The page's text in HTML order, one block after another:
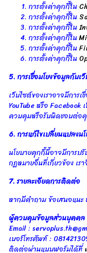
การตั้งค่าคุกกี้ใน
การตั้งค่าคุกกี้ใน
การตั้งค่าคุกกี้ใน
การตั้งค่าคุกกี้ใน
การตั้งค่าคุกกี้ใน
การตั้งค่าคุกกี้ใน
5. การเชื่อมโยงข้อมูลกับเ
เว็บไซต์ของเราอาจมีการ
YouTube หรือ
ควบคุมหรือรับผิดชอบต่อคุ
6. การแก้ไขเปลี่ยนแปลงน
นโยบายคุกกี้นี้อาจมีการป
กฎหมายอื่นที่เกี่ยวข้อง เร
7. รายละเอียดการติดต่อ
หากมีคำถาม ข้อเสนอแน
ผู้ควบคุมข้อมูลส่วนบุคคล
Email :
เบอร์โทรศัพท์ :
ติดต่อผ่านแบบฟอร์มได้ที่